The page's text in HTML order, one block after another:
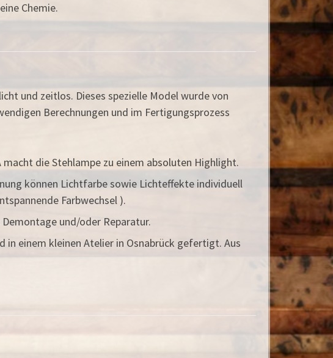
Chemie.
und zeitlos. Dieses spezielle Model wurde von
Berechnungen und im Fertigungsprozess
macht die Stehlampe zu einem absoluten Highlight.
können Lichtfarbe sowie Lichteffekte individuell
Farbwechsel ).
und/oder Reparatur.
in einem kleinen Atelier in Osnabrück gefertigt. Aus